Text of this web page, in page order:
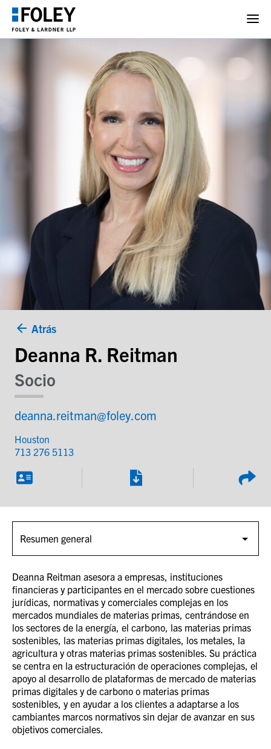
Atrás
Deanna R. Reitman
Socio
deanna.reitman@foley.com
Houston
713 276 5113
Deanna Reitman asesora a empresas, instituciones
financieras y participantes en el mercado sobre cuestiones
jurídicas, normativas y comerciales complejas en los
mercados mundiales de materias primas, centrándose en
los sectores de la energía, el carbono, las materias primas
sostenibles, las materias primas digitales, los metales, la
agricultura y otras materias primas sostenibles. Su práctica
se centra en la estructuración de operaciones complejas, el
apoyo al desarrollo de plataformas de mercado de materias
primas digitales y de carbono o materias primas
sostenibles, y en ayudar a los clientes a adaptarse a los
cambiantes marcos normativos sin dejar de avanzar en sus
objetivos comerciales.